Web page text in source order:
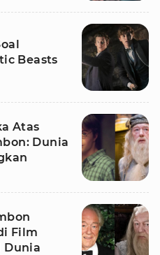
Beasts
Atas
Dunia
Film
Dunia